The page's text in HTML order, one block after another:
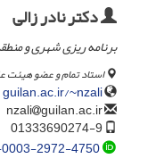
دکتر نادر زالی
برنامه ریزی شهری و
استاد تمام و عضو هیئت
guilan.ac.ir/~nzali
guilan.ac.ir
2972-4750